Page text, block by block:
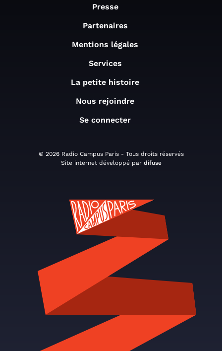
Presse
Partenaires
Mentions légales
Services
La petite histoire
Nous rejoindre
Se connecter
© 2026 Radio Campus Paris - Tous droits réservés
Site internet développé par difuse